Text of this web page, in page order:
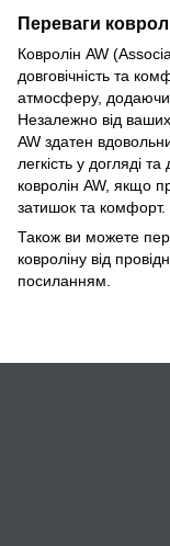
Переваги
Ковролін AW
довговічність та
атмосферу, додаючи
Незалежно від
AW здатен
легкість у догляді
ковролін AW, якщо
затишок та комфорт.
Також ви можете
ковроліну від
посиланням.